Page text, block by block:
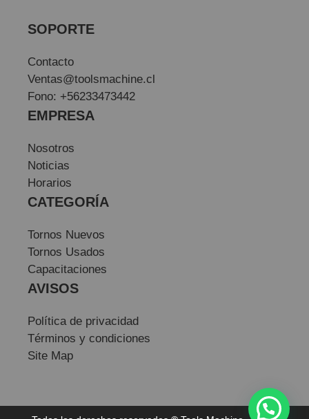
SOPORTE
Contacto
Ventas@toolsmachine.cl
Fono: +56233473442
EMPRESA
Nosotros
Noticias
Horarios
CATEGORÍA
Tornos Nuevos
Tornos Usados
Capacitaciones
AVISOS
Política de privacidad
Términos y condiciones
Site Map